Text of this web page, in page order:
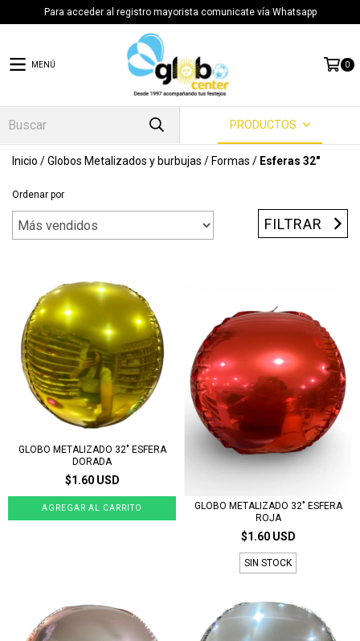
Para acceder al registro mayorista comunicate vía Whatsapp
MENÚ 0
PRODUCTOS
Inicio /Globos Metalizados y burbujas / Formas / Esferas 32"
Ordenar por
FILTRAR
GLOBO METALIZADO 32" ESFERA
DORADA
$1.60 USD
GLOBO METALIZADO 32" ESFERA
ROJA
$1.60 USD
SIN STOCK